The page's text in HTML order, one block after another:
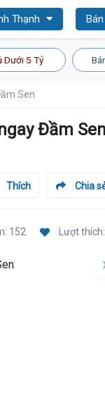
Thạnh
Dưới 5 Tỷ
Sen
Đầm Sen
Chia
Thích
152 Lượt